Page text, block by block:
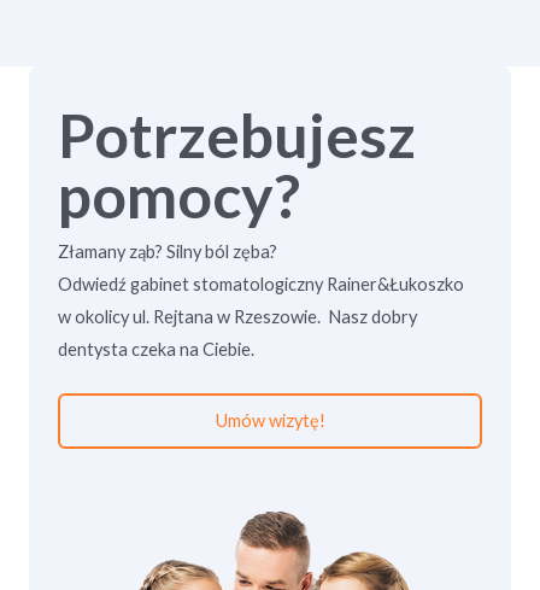
Potrzebujesz
pomocy?
Złamany ząb? Silny ból zęba?
Odwiedź gabinet stomatologiczny Rainer&Łukoszko
w okolicy ul. Rejtana w Rzeszowie. Nasz dobry
dentysta czeka na Ciebie.
Umów wizytę!